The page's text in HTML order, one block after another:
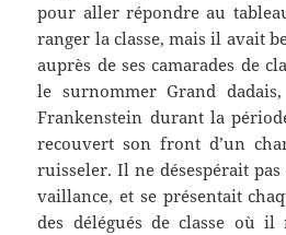
pour aller répondre au
ranger la classe, mais il avait
auprès de ses camarades de
le surnommer Grand
Frankenstein durant la
recouvert son front d’un
ruisseler. Il ne désespérait pas
vaillance, et se présentait
des délégués de classe où